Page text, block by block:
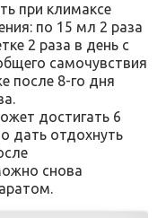
при климаксе
по 15 мл 2 раза
2 раза в день с
самочувствия
после 8-го дня
достигать 6
дать отдохнуть
снова